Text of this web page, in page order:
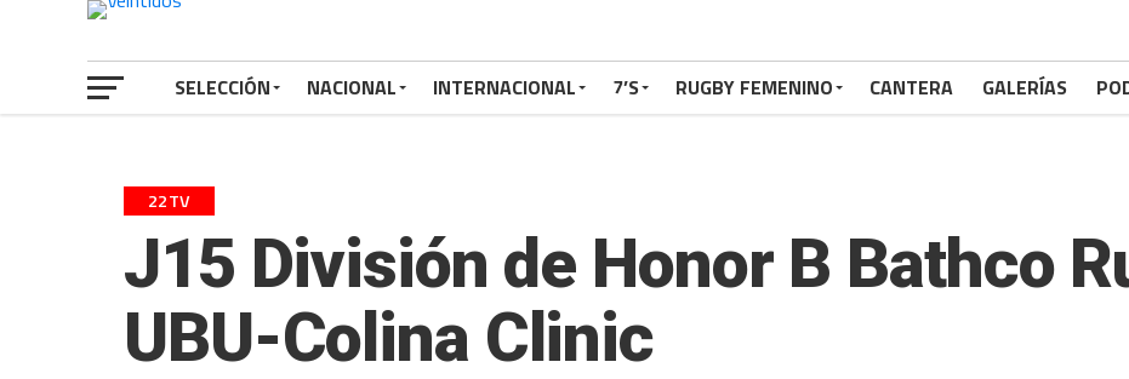
SELECCIÓN NACIONAL INTERNACIONAL 7’S RUGBY FEMENINO CANTERA GALERÍAS
22TV
J15 División de Honor B Bathco
UBU-Colina Clinic